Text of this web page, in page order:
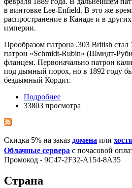
в винтовке Lee-Enfield. В это же
распространение в Канаде и в
империи.
Прообразом патрона .303 British
патрон «Schmidt-Rubin» (Шмидт-
фланцем. Первоначально патрон
под дымный порох, но в 1892 году
бездымный Кордит.
Подробнее
33803 просмотра
Скидка 5% на заказ домена или
Облачные сервера с почасовой
Промокод - 9C47-2F32-A154-8A35
Страна